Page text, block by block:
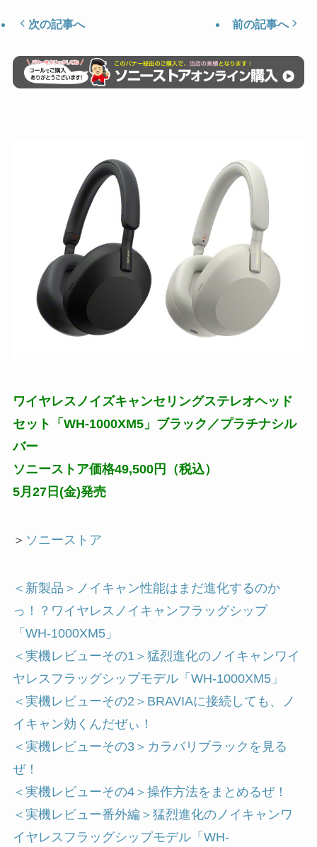
次の記事へ 前の記事へ
ワイヤレスノイズキャンセリングステレオヘッド
セット「WH-1000XM5」ブラック／プラチナシル
バー
ソニーストア価格49,500円（税込）
5月27日(金)発売
＞ ソニーストア
＜新製品＞ノイキャン性能はまだ進化するのか
っ！？ワイヤレスノイキャンフラッグシップ
「WH-1000XM5」
＜実機レビューその1＞猛烈進化のノイキャンワイ
ヤレスフラッグシップモデル「WH-1000XM5」
＜実機レビューその2＞BRAVIAに接続しても、ノ
イキャン効くんだぜぃ！
＜実機レビューその3＞カラバリブラックを見る
ぜ！
＜実機レビューその4＞操作方法をまとめるぜ！
＜実機レビュー番外編＞猛烈進化のノイキャンワ
イヤレスフラッグシップモデル「WH-